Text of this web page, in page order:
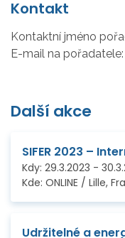
Kontakt
Kontaktní jméno
E-mail na pořadatele:
Další akce
Kdy: 29.3.2023 -
Kde: ONLINE / Lille,